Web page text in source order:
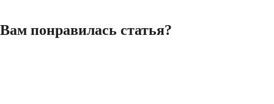
Вам понравилась статья?